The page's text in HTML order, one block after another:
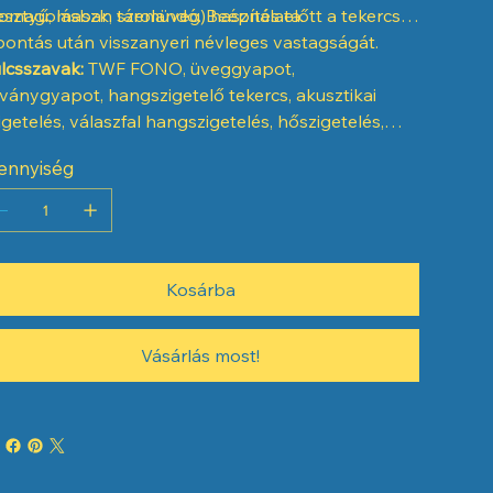
maszk, szemüveg) használata.
tárolandó. Beépítés előtt a tekercs
után visszanyeri névleges vastagságát.
TWF FONO, üveggyapot,
hangszigetelő tekercs, akusztikai
válaszfal hangszigetelés, hőszigetelés,
Kosárba
Vásárlás most!